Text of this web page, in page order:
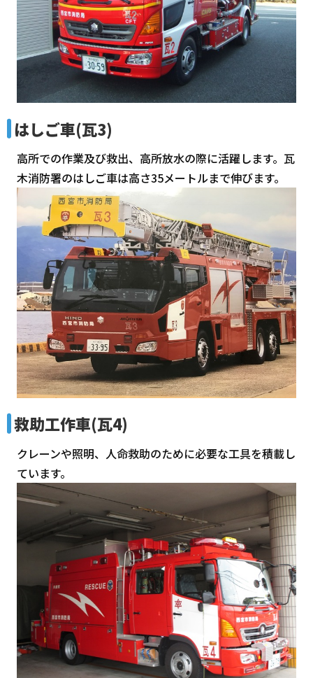
はしご車(瓦3)
高所での作業及び救出、高所放水の際に活躍します。瓦
木消防署のはしご車は高さ35メートルまで伸びます。
救助工作車(瓦4)
クレーンや照明、人命救助のために必要な工具を積載し
ています。